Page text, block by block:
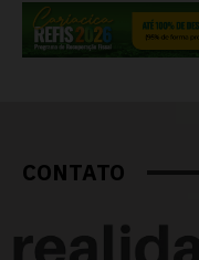
CONTATO